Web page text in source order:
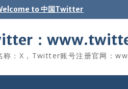
to 中国Twitter
：
称：X，Twitter账号注册官网：